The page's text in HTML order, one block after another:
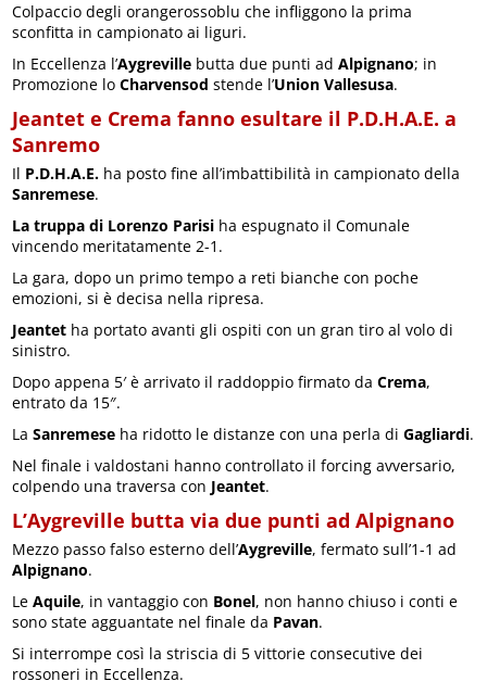
Colpaccio degli orangerossoblu che infliggono la prima
sconfitta in campionato ai liguri.
In Eccellenza l’Aygreville butta due punti adAlpignano; in
Promozione loCharvensod stende l’Union Vallesusa.
Jeantet e Crema fanno esultare il P.D.H.A.E. a
Sanremo
Il P.D.H.A.E. ha posto fine all’imbattibilità in campionato della
Sanremese.
La truppa di Lorenzo Parisi ha espugnato il Comunale
vincendo meritatamente 2-1.
La gara, dopo un primo tempo a reti bianche con poche
emozioni, si è decisa nella ripresa.
Jeantet ha portato avanti gli ospiti con un gran tiro al volo di
sinistro.
Dopo appena 5′ è arrivato il raddoppio firmato daCrema,
entrato da 15″.
LaSanremese ha ridotto le distanze con una perla diGagliardi.
Nel finale i valdostani hanno controllato il forcing avversario,
colpendo una traversa con Jeantet.
L’Aygreville butta via due punti ad Alpignano
Mezzo passo falso esterno dell’Aygreville, fermato sull’1-1 ad
Alpignano.
LeAquile, in vantaggio con Bonel, non hanno chiuso i conti e
sono state agguantate nel finale da Pavan.
Si interrompe così la striscia di 5 vittorie consecutive dei
rossoneri in Eccellenza.